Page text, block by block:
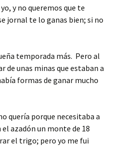
y no queremos que te
jornal te lo ganas bien; si no
temporada más. Pero al
de unas minas que estaban a
formas de ganar mucho
quería porque necesitaba a
azadón un monte de 18
el trigo; pero yo me fui